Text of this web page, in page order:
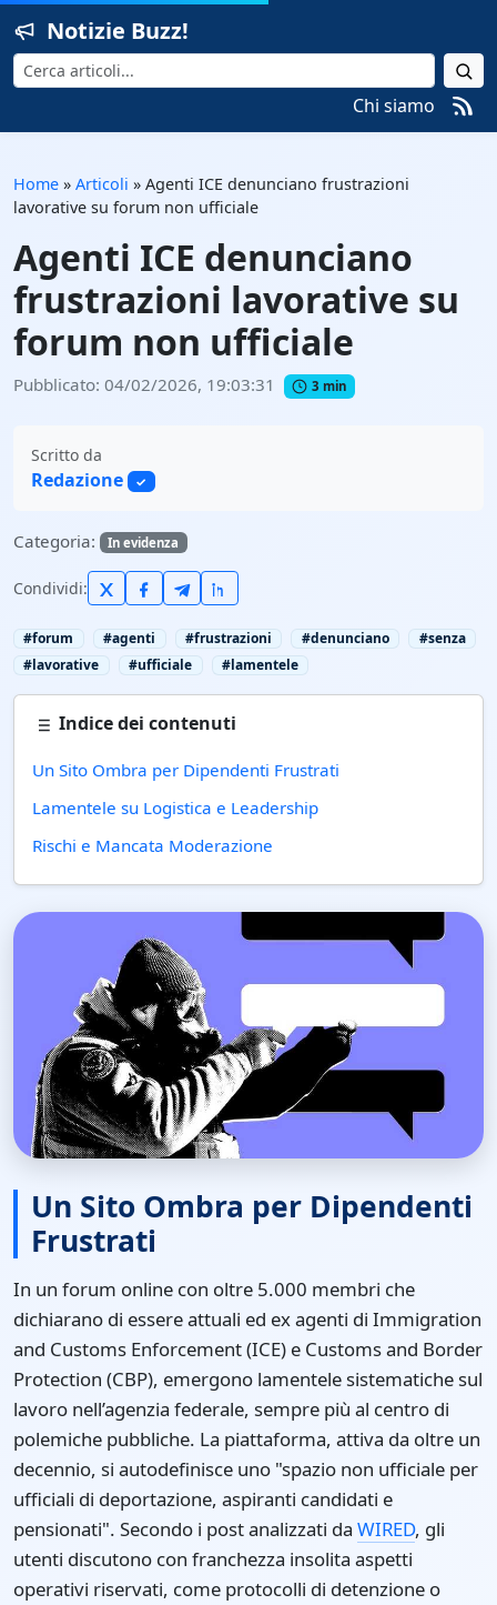
Notizie Buzz!
Cerca
Chi siamo
Home » Articoli » Agenti ICE denunciano frustrazioni
lavorative su forum non ufficiale
Agenti ICE denunciano
frustrazioni lavorative su
forum non ufficiale
Pubblicato: 04/02/2026, 19:03:31 3 min
Scritto da
Redazione ✓
Categoria: In evidenza
Condividi:
#forum #agenti #frustrazioni #denunciano
#senza
#lavorative
#ufficiale #lamentele
Indice dei contenuti
Un Sito Ombra per Dipendenti Frustrati
Lamentele su Logistica e Leadership
Rischi e Mancata Moderazione
Un Sito Ombra per Dipendenti
Frustrati
In un forum online con oltre 5.000 membri che
dichiarano di essere attuali ed ex agenti di Immigration
and Customs Enforcement (ICE) e Customs and Border
Protection (CBP), emergono lamentele sistematiche sul
lavoro nell’agenzia federale, sempre più al centro di
polemiche pubbliche. La piattaforma, attiva da oltre un
decennio, si autodefinisce uno "spazio non ufficiale per
ufficiali di deportazione, aspiranti candidati e
pensionati". Secondo i post analizzati da WIRED, gli
utenti discutono con franchezza insolita aspetti
operativi riservati, come protocolli di detenzione o